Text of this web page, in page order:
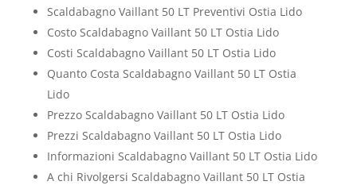
Scaldabagno Vaillant 50 LT Preventivi Ostia Lido
Costo Scaldabagno Vaillant 50 LT Ostia Lido
Costi Scaldabagno Vaillant 50 LT Ostia Lido
Quanto Costa Scaldabagno Vaillant 50 LT Ostia
Lido
Prezzo Scaldabagno Vaillant 50 LT Ostia Lido
Prezzi Scaldabagno Vaillant 50 LT Ostia Lido
Informazioni Scaldabagno Vaillant 50 LT Ostia Lido
A chi Rivolgersi Scaldabagno Vaillant 50 LT Ostia